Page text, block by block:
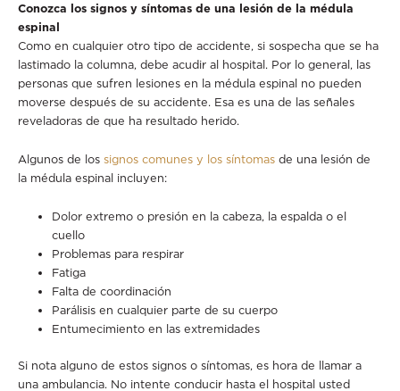
Conozca los signos y síntomas de una lesión de la médula
espinal
Como en cualquier otro tipo de accidente, si sospecha que se ha
lastimado la columna, debe acudir al hospital. Por lo general, las
personas que sufren lesiones en la médula espinal no pueden
moverse después de su accidente. Esa es una de las señales
reveladoras de que ha resultado herido.
Algunos de los signos comunes y los síntomas de una lesión de
la médula espinal incluyen:
Dolor extremo o presión en la cabeza, la espalda o el
cuello
Problemas para respirar
Fatiga
Falta de coordinación
Parálisis en cualquier parte de su cuerpo
Entumecimiento en las extremidades
Si nota alguno de estos signos o síntomas, es hora de llamar a
una ambulancia. No intente conducir hasta el hospital usted